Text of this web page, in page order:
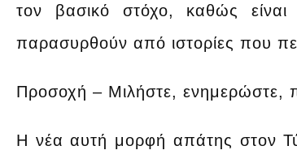
τον βασικό στόχο, καθώς
παρασυρθούν από ιστορίες που
Προσοχή – Μιλήστε, ενημερώστε,
Η νέα αυτή μορφή απάτης στον